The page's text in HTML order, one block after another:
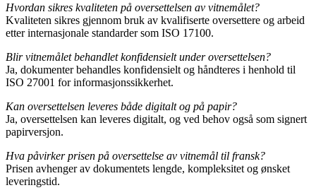
Hvordan sikres kvaliteten på oversettelsen av vitnemålet?
Kvaliteten sikres gjennom bruk av kvalifiserte oversettere og arbeid
etter internasjonale standarder som ISO 17100.
Blir vitnemålet behandlet konfidensielt under oversettelsen?
Ja, dokumenter behandles konfidensielt og håndteres i henhold til
ISO 27001 for informasjonssikkerhet.
Kan oversettelsen leveres både digitalt og på papir?
Ja, oversettelsen kan leveres digitalt, og ved behov også som signert
papirversjon.
Hva påvirker prisen på oversettelse av vitnemål til fransk?
Prisen avhenger av dokumentets lengde, kompleksitet og ønsket
leveringstid.